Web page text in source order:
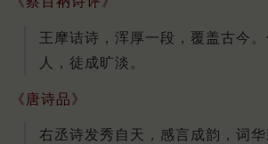
王摩诘诗，浑厚一段，覆盖古今
人，徒成旷淡。
《唐诗品》
右丞诗发秀自天，感言成韵，词华